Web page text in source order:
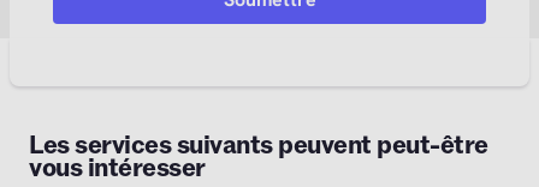
Les services suivants peuvent peut-être
vous intéresser